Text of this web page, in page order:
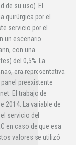
de su uso). El
quirúrgica por el
servicio por el
un escenario
con una
del 0,5%. La
era representativa
preexistente
El trabajo de
2014. La variable de
servicio del
en caso de que esa
valores se utilizó